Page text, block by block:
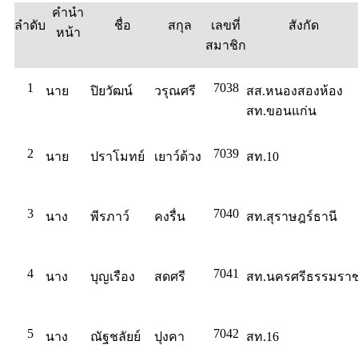
ลำดับ
คำนำ
หน้า
ชื่อ สกุล
เลขที่
สมาชิก
สังกัด
1 นาย ปิยวัฒน์ วรุณศรี 7038
สส.หนองสองห้อง
สท.ขอนแก่น
2 นาย ปราโมทย์ เยาว์ด้วง 7039 สท.10
3 นาง พีรภาว์ คงรื่น 7040 สท.สุราษฎร์ธานี
4 นาง บุญเรือง สดศรี 7041 สท.นครศรีธรรมรา
5 นาง ณัฐชลัยย์
ปุงคา
7042 สท.16